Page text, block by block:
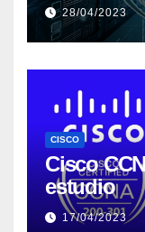
28/04/2023
CISCO
Cisco
estudio
17/04/2023